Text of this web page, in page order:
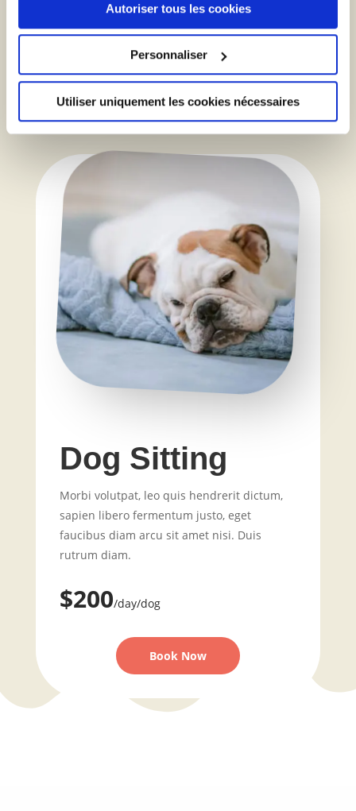
Autoriser tous les cookies
Personnaliser
Utiliser uniquement les cookies nécessaires
$32/day/dog
Book Now
Dog Sitting
Morbi volutpat, leo quis hendrerit dictum,
sapien libero fermentum justo, eget
faucibus diam arcu sit amet nisi. Duis
rutrum diam.
$200/day/dog
Book Now